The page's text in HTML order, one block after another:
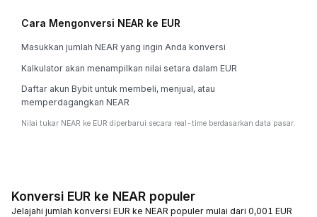
Cara Mengonversi NEAR ke EUR
Masukkan jumlah NEAR yang ingin Anda konversi
Kalkulator akan menampilkan nilai setara dalam EUR
Daftar akun Bybit untuk membeli, menjual, atau
memperdagangkan NEAR
Nilai tukar NEAR ke EUR diperbarui secara real-time berdasarkan data pasar.
Konversi EUR ke NEAR populer
Jelajahi jumlah konversi EUR ke NEAR populer mulai dari 0,001 EUR